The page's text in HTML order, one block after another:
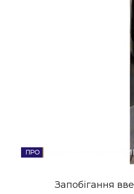
НОВИНИ
ЗАКАРПАТСЬКІ
Запобігання